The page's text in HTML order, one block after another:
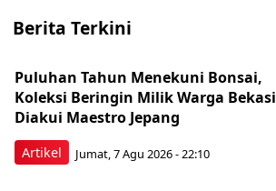
Berita Terkini
Artikel
Puluhan Tahun Menekuni Bonsai,
Koleksi Beringin Milik Warga Bekasi
Diakui Maestro Jepang
Jumat, 7 Agu 2026 - 22:10